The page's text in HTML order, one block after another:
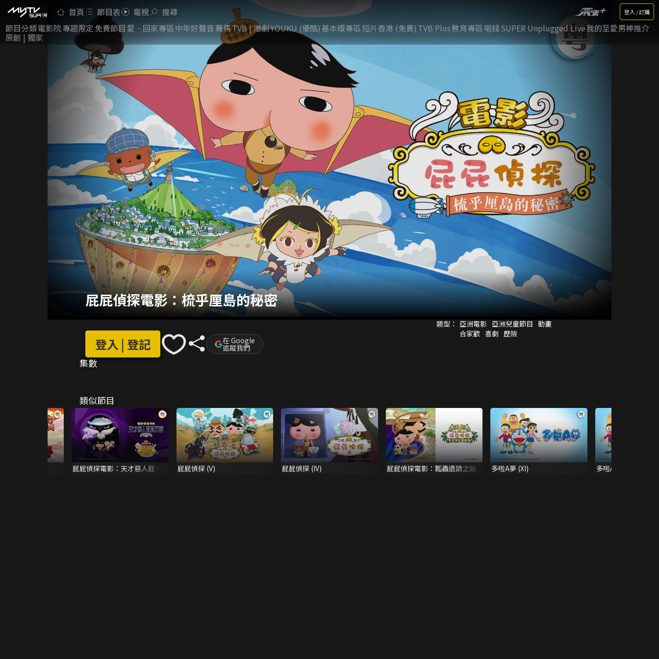
首頁 節目表 電視 搜尋 登入 / 訂購
節目分類電影院專題限定 免費節目 愛．回家專區中年好聲音賽馬TVB | 港劇YOUKU (優酷)基本版專區短片香港 (免費) TVB Plus教育專區唱錢SUPER Unplugged Live我的至愛男神推介
原創 | 獨家
屁屁偵探電影：梳乎厘島的秘密
登入 | 登記 在 Google
追蹤我們
類型： 亞洲電影 亞洲兒童節目 動畫
合家歡 喜劇 歷險
集數
類似節目
屁屁偵探電影：天才惡人屁屁
屁屁偵探 (V) 屁屁偵探 (IV) 屁屁偵探電影：瓢蟲遺蹟之謎 多啦A夢 (XI) 多啦A夢 (XII)